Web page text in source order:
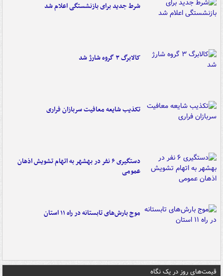
شرط جدید برای بازنشستگی اعلام شد
کالابرگ ۳ گروه شارژ شد
تکذیب شایعه معافیت سربازان فراری
دستگیری ۶ نفر در بهشهر به اتهام تشویش اذهان
عمومی
موج بارش‌های تابستانه در راه ۱۱ استان
قیمت‌های روز در یک نگاه